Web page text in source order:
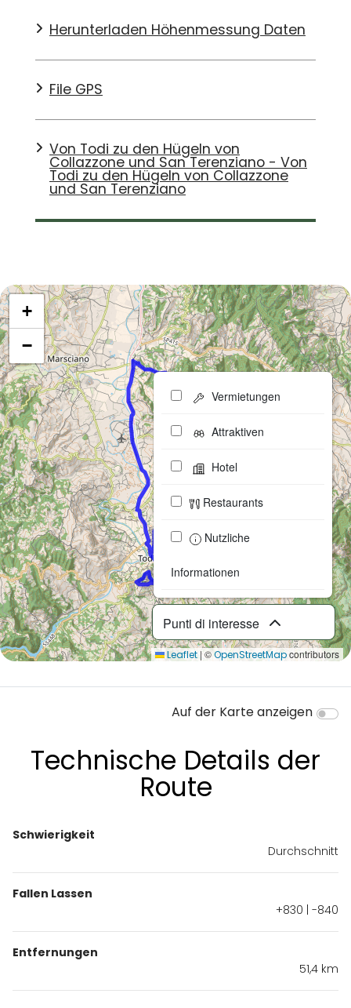
Herunterladen Höhenmessung Daten
File GPS
Von Todi zu den Hügeln von
Collazzone und San Terenziano - Von
Todi zu den Hügeln von Collazzone
und San Terenziano
Auf der Karte anzeigen
Technische Details der
Route
Schwierigkeit
Durchschnitt
Fallen Lassen
+830 | -840
Entfernungen
51,4 km
+
−
Punti di interesse
Vermietungen
Attraktiven
Hotel
Restaurants
Nutzliche
Informationen
Leaflet | ©OpenStreetMapcontributors